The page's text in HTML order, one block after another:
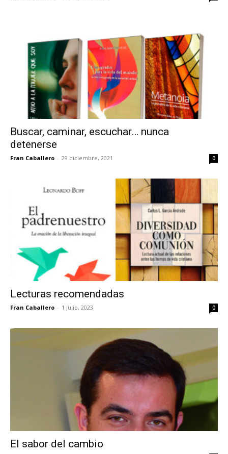
Buscar, caminar, escuchar… nunca
detenerse
Fran Caballero - 29 diciembre, 2021 0
Lecturas recomendadas
Fran Caballero - 1 julio, 2023 0
El sabor del cambio